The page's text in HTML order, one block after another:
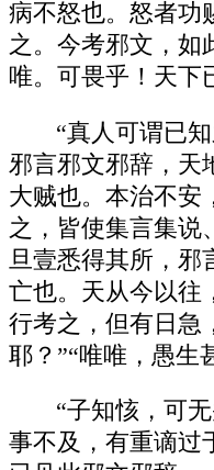
病不怒也。怒者功
之。今考邪文，如
唯。可畏乎！天下
“真人可谓已
邪言邪文邪辞，天
大贼也。本治不安
之，皆使集言集说
旦壹悉得其所，邪
亡也。天从今以往
行考之，但有日急
耶？”“唯唯，愚生
“子知㤥，可
事不及，有重谪过